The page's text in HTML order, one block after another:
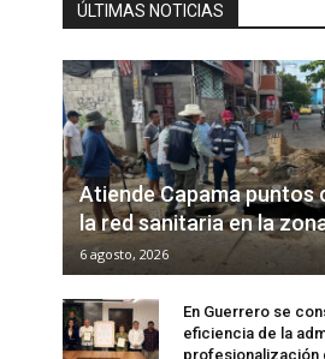
ÚLTIMAS NOTICIAS
Atiende Capama puntos
la red sanitaria en la
6 agosto, 2026
En Guerrero se
eficiencia de la
profesionalización